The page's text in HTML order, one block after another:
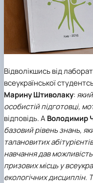
Відволікшись від
всеукраїнської
Марину Штиволаку:
особистій підготовці,
відповідь. А Володимир
базовий рівень знань,
талановитих
навчання дав
призових місць у
екологічних дисциплін.